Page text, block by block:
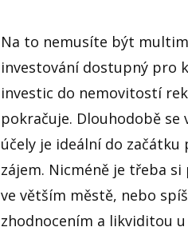
Na to nemusíte být
investování dostupný pro
investic do nemovitostí
pokračuje. Dlouhodobě se
účely je ideální do
zájem. Nicméně je třeba
ve větším městě, nebo
zhodnocením a likviditou